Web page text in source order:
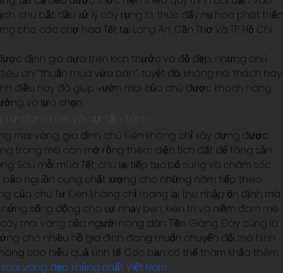
chú bắt đầu xử lý cây rụng lá, thúc đẩy nụ hoa phát triển
cho các chợ hoa Tết tại Long An, Cần Thơ và TP. Hồ Chí
định giá dựa trên kích thước và độ đẹp, nhưng chú
chí “thuận mua vừa bán”, tuyệt đối không nói thách hay
điều này đã giúp vườn mai của chú được khách hàng
và lựa chọn.
mai vàng, gia đình chú Kiên không chỉ xây dựng được
trang mà còn mở rộng thêm diện tích đất để tăng sản
Sau mỗi mùa Tết, chú lại tiếp tục bổ sung và chăm sóc
bảo nguồn cung chất lượng cho những năm tiếp theo.
của chú Tư Kiên không chỉ mang lại thu nhập ổn định mà
sống động cho sự nhạy bén, kiên trì và niềm đam mê
mai vàng của người nông dân Tiền Giang. Đây cũng là
cho nhiều hộ gia đình đang muốn chuyển đổi mô hình
cao hiệu quả kinh tế. Các bạn có thể tham khảo thêm
mai vàng đẹp khủng nhất Việt Nam.